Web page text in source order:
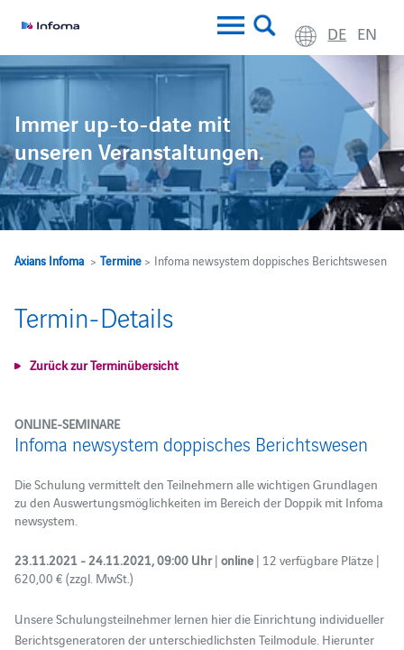
DE EN
Immer up-to-date mit
unseren Veranstaltungen.
Axians Infoma> Termine> Infoma newsystem doppisches Berichtswesen
Termin-Details
Zurück zur Terminübersicht
ONLINE-SEMINARE
Infoma newsystem doppisches Berichtswesen
Die Schulung vermittelt den Teilnehmern alle wichtigen Grundlagen
zu den Auswertungsmöglichkeiten im Bereich der Doppik mit Infoma
newsystem.
23.11.2021 - 24.11.2021, 09:00 Uhr| online | 12 verfügbare Plätze |
620,00 € (zzgl. MwSt.)
Unsere Schulungsteilnehmer lernen hier die Einrichtung individueller
Berichtsgeneratoren der unterschiedlichsten Teilmodule. Hierunter